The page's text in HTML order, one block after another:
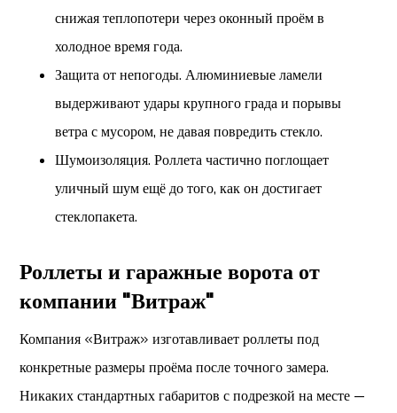
снижая теплопотери через оконный проём в
холодное время года.
Защита от непогоды. Алюминиевые ламели
выдерживают удары крупного града и порывы
ветра с мусором, не давая повредить стекло.
Шумоизоляция. Роллета частично поглощает
уличный шум ещё до того, как он достигает
стеклопакета.
Роллеты и гаражные ворота от
компании "Витраж"
Компания «Витраж» изготавливает роллеты под
конкретные размеры проёма после точного замера.
Никаких стандартных габаритов с подрезкой на месте —